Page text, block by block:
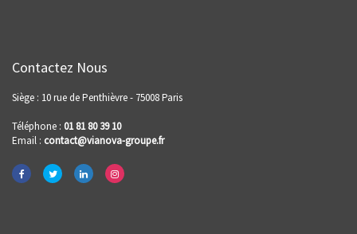
Contactez Nous
Siège : 10 rue de Penthièvre - 75008 Paris
Téléphone : 01 81 80 39 10
Email : contact@vianova-groupe.fr